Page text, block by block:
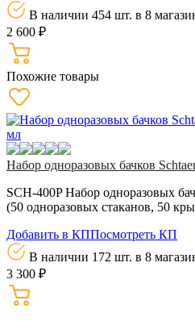
В наличии 454 шт. в 8
2 600 ₽
Похожие товары
Набор одноразовых бачков
SCH-400P Набор одноразовых
(50 одноразовых стаканов, 50
Добавить в КППосмотреть КП
В наличии 172 шт. в 8
3 300 ₽